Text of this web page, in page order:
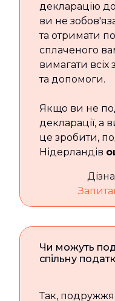
декларацію
ви не
та отримати
сплаченого
вимагати всіх
та допомоги.
Якщо ви не
декларації, а
це зробити,
Нідерландів
Чи можуть
спільну
Так,